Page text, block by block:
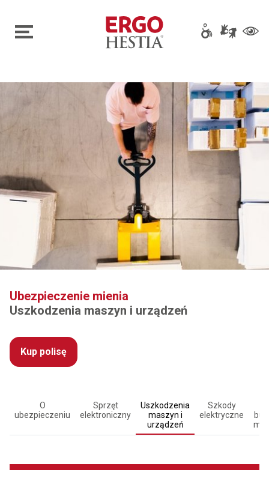
Ubezpieczenie mienia
Uszkodzenia maszyn i urządzeń
Kup polisę
O
ubezpieczeniu
Sprzęt
elektroniczny
Uszkodzenia
maszyn i
urządzeń
Szkody
elektryczne